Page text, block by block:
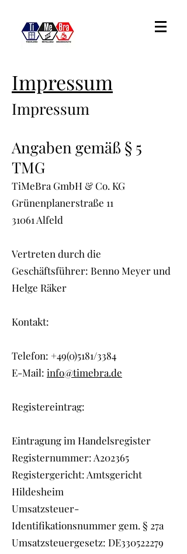
Impressum
Impressum
Angaben gemäß § 5
TMG
TiMeBra GmbH & Co. KG
Grünenplanerstraße 11
31061 Alfeld
Vertreten durch die
Geschäftsführer: Benno Meyer und
Helge Räker
Kontakt:
Telefon: +49(0)5181/3384
E-Mail: info@timebra.de
Registereintrag:
Eintragung im Handelsregister
Registernummer: A202365
Registergericht: Amtsgericht
Hildesheim
Umsatzsteuer-
Identifikationsnummer gem. § 27a
Umsatzsteuergesetz: DE330522279